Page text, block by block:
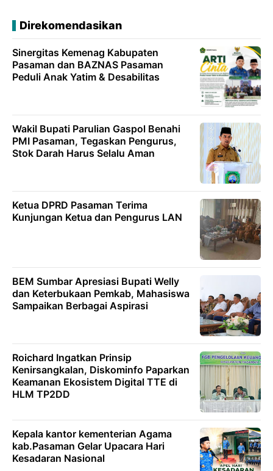
Direkomendasikan
Sinergitas Kemenag Kabupaten
Pasaman dan BAZNAS Pasaman
Peduli Anak Yatim & Desabilitas
Wakil Bupati Parulian Gaspol Benahi
PMI Pasaman, Tegaskan Pengurus,
Stok Darah Harus Selalu Aman
Ketua DPRD Pasaman Terima
Kunjungan Ketua dan Pengurus LAN
BEM Sumbar Apresiasi Bupati Welly
dan Keterbukaan Pemkab, Mahasiswa
Sampaikan Berbagai Aspirasi
Roichard Ingatkan Prinsip
Kenirsangkalan, Diskominfo Paparkan
Keamanan Ekosistem Digital TTE di
HLM TP2DD
Kepala kantor kementerian Agama
kab.Pasaman Gelar Upacara Hari
Kesadaran Nasional